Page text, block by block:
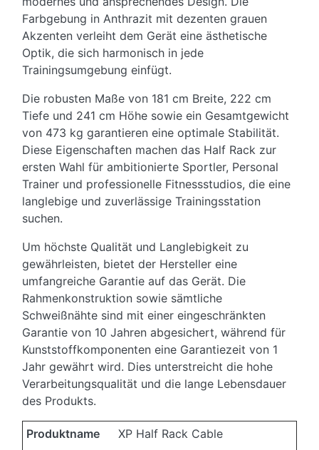
Farbgebung in Anthrazit mit dezenten grauen
Akzenten verleiht dem Gerät eine ästhetische
Optik, die sich harmonisch in jede
Trainingsumgebung einfügt.
Die robusten Maße von 181 cm Breite, 222 cm
Tiefe und 241 cm Höhe sowie ein Gesamtgewicht
von 473 kg garantieren eine optimale Stabilität.
Diese Eigenschaften machen das Half Rack zur
ersten Wahl für ambitionierte Sportler, Personal
Trainer und professionelle Fitnessstudios, die eine
langlebige und zuverlässige Trainingsstation
suchen.
Um höchste Qualität und Langlebigkeit zu
gewährleisten, bietet der Hersteller eine
umfangreiche Garantie auf das Gerät. Die
Rahmenkonstruktion sowie sämtliche
Schweißnähte sind mit einer eingeschränkten
Garantie von 10 Jahren abgesichert, während für
Kunststoffkomponenten eine Garantiezeit von 1
Jahr gewährt wird. Dies unterstreicht die hohe
Verarbeitungsqualität und die lange Lebensdauer
des Produkts.
Produktname
XP Half Rack Cable